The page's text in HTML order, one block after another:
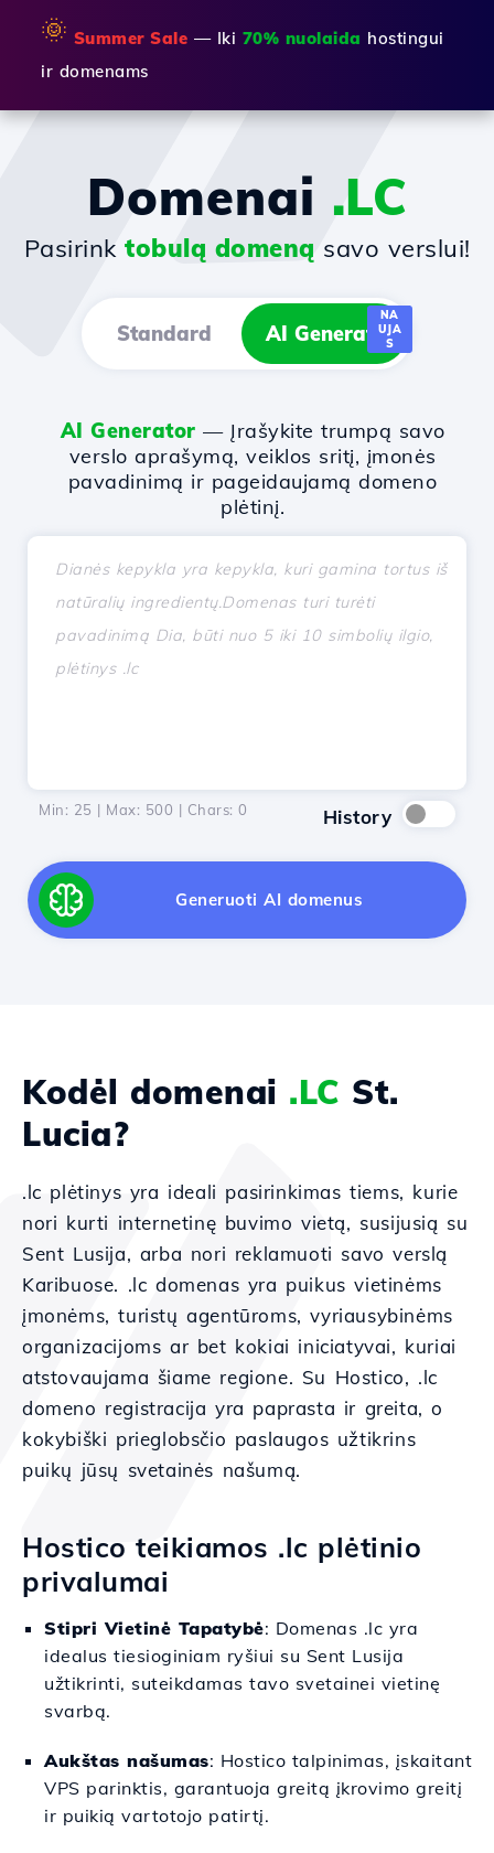
🌞 Summer Sale — Iki 70% nuolaida hostingui
ir domenams
Domenai .LC
Pasirink tobulą domeną savo verslui!
Standard AI Generator
NA
UJA
S
AI Generator — Įrašykite trumpą savo
verslo aprašymą, veiklos sritį, įmonės
pavadinimą ir pageidaujamą domeno
plėtinį.
Min: 25 | Max: 500 | Chars: 0 History
Generuoti AI domenus
Kodėl domenai .LC St.
Lucia?
.lc plėtinys yra ideali pasirinkimas tiems, kurie
nori kurti internetinę buvimo vietą, susijusią su
Sent Lusija, arba nori reklamuoti savo verslą
Karibuose. .lc domenas yra puikus vietinėms
įmonėms, turistų agentūroms, vyriausybinėms
organizacijoms ar bet kokiai iniciatyvai, kuriai
atstovaujama šiame regione. Su Hostico, .lc
domeno registracija yra paprasta ir greita, o
kokybiški prieglobsčio paslaugos užtikrins
puikų jūsų svetainės našumą.
Hostico teikiamos .lc plėtinio
privalumai
Stipri Vietinė Tapatybė: Domenas .lc yra
idealus tiesioginiam ryšiui su Sent Lusija
užtikrinti, suteikdamas tavo svetainei vietinę
svarbą.
Aukštas našumas: Hostico talpinimas, įskaitant
VPS parinktis, garantuoja greitą įkrovimo greitį
ir puikią vartotojo patirtį.